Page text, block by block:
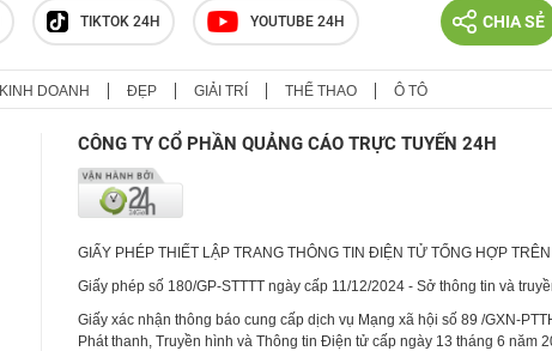
TIKTOK 24H YOUTUBE 24H CHIA SẺ
KINH DOANH ĐẸP GIẢI TRÍ THỂ THAO Ô TÔ
CÔNG TY CỔ PHẦN QUẢNG CÁO TRỰC TUYẾN 24H
GIẤY PHÉP THIẾT LẬP TRANG THÔNG TIN ĐIỆN TỬ TỔNG HỢP
Giấy phép số 180/GP-STTTT ngày cấp 11/12/2024 - Sở thông tin và
Giấy xác nhận thông báo cung cấp dịch vụ Mạng xã hội số 89 /GXN-
Phát thanh, Truyền hình và Thông tin Điện tử cấp ngày 13 tháng 6 năm